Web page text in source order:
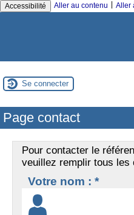
Accessibilité Aller au contenu Aller
Se connecter
Page contact
Pour contacter le
veuillez remplir tous les
Votre nom : *